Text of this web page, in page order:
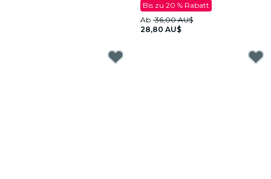
Bis zu 20 % Rabatt
Ab 36,00 AU$
28,80 AU$